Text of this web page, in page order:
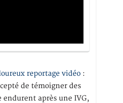
reportage vidéo :
de témoigner des
après une IVG,